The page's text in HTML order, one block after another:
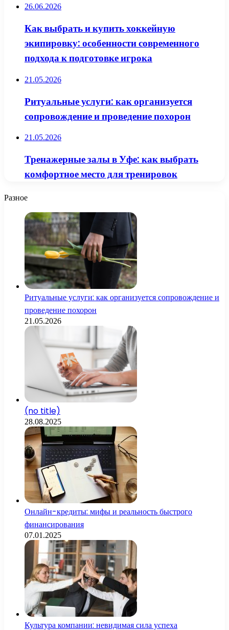
26.06.2026
Как выбрать и купить хоккейную
экипировку: особенности современного
подхода к подготовке игрока
21.05.2026
Ритуальные услуги: как организуется
сопровождение и проведение похорон
21.05.2026
Тренажерные залы в Уфе: как выбрать
комфортное место для тренировок
Разное
Ритуальные услуги: как организуется сопровождение и
проведение похорон
21.05.2026
(no title)
28.08.2025
Онлайн-кредиты: мифы и реальность быстрого
финансирования
07.01.2025
Культура компании: невидимая сила успеха